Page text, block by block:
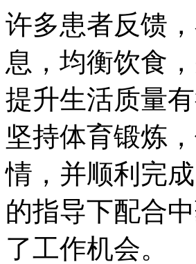
许多患者反馈
息，均衡饮食
提升生活质量
坚持体育锻炼
情，并顺利完
的指导下配合
了工作机会。